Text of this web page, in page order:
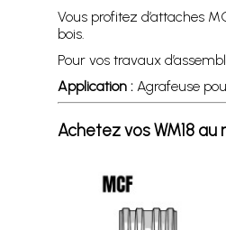
Vous profitez d’attaches
bois.
Pour vos travaux
Application :Agrafeuse
Achetez vos WM18 au